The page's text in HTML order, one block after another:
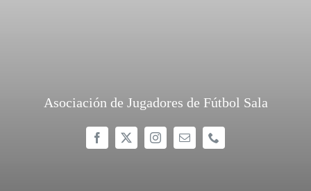
Asociación de Jugadores de Fútbol Sala